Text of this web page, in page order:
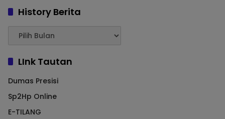
History Berita
LInk Tautan
Dumas Presisi
Sp2Hp Online
E-TILANG